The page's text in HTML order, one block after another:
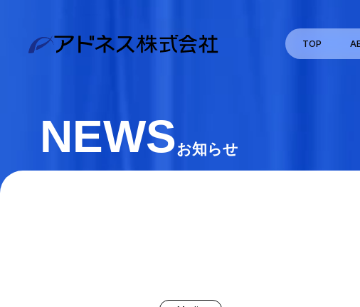
TOP
NEWSお知らせ